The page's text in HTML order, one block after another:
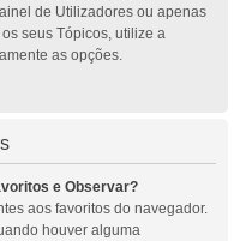
de Utilizadores ou apenas
seus Tópicos, utilize a
as opções.
e Observar?
aos favoritos do navegador.
houver alguma